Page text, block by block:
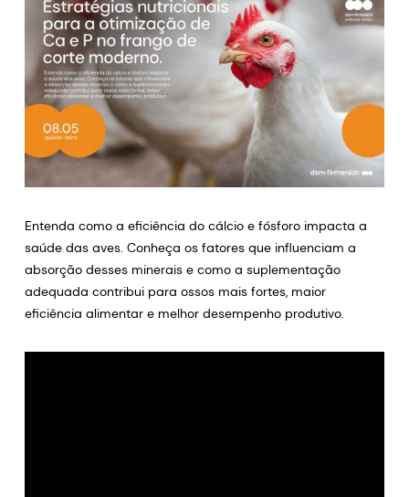
Entenda como a eficiência do cálcio e fósforo impacta a
saúde das aves. Conheça os fatores que influenciam a
absorção desses minerais e como a suplementação
adequada contribui para ossos mais fortes, maior
eficiência alimentar e melhor desempenho produtivo.